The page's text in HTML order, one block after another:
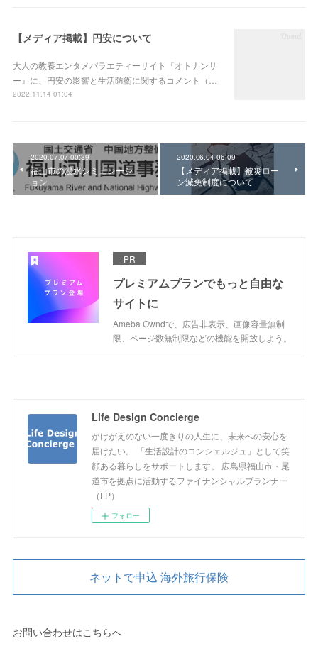
【メディア掲載】円安について
大人の教養エンタメバラエティーサイト『オトナンサ
ー』に、円安の影響と生活防衛に関するコメント（…
2022.11.14 01:04
2020.07.07 00:39
福山市の浸水シミュレーシ
ョン
2020.06.04 06:09
【メディア掲載】被災ロー
ン減免制度について
PR
プレミアムプランでもっと自由な
サイトに
Ameba Owndで、広告非表示、画像容量無制
限、ページ数無制限などの機能を開放しよう。
Life Design Concierge
かけがえのない一度きりの人生に、未来への安心を
届けたい。 「生活設計のコンシェルジュ」として笑
顔ある暮らしをサポートします。 広島県福山市・尾
道市を拠点に活動するファイナンシャルプランナー
（FP）
フォロー
ネットで申込 海外旅行保険
お問い合わせはこちらへ